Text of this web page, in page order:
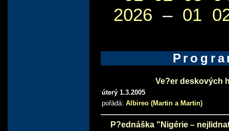
2026 – 01
Ve?er deskových
úterý 1.3.2005
pořádá: Albireo (Martin a Martin)
P?ednáška "Nigérie –